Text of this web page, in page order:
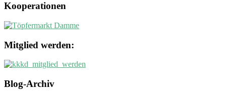
Kooperationen
Mitglied werden:
Blog-Archiv